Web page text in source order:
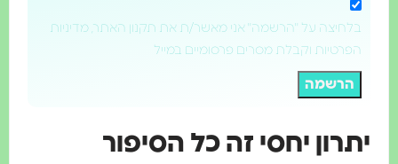
בלחיצה על "הרשמה" אני מאשר/ת את תקנון האתר, מדיניות
הפרטיות וקבלת מסרים פרסומיים במייל
הרשמה
יתרון יחסי זה כל הסיפור